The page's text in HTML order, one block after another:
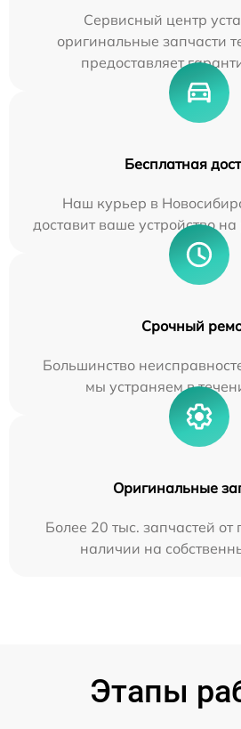
Сервисный центр
оригинальные запчасти
предоставляет
Бесплатная
Наш курьер в
доставит ваше устройство
Срочный
Большинство
мы устраняем в
Оригинальные
Более 20 тыс. запчастей от
наличии на
Этапы